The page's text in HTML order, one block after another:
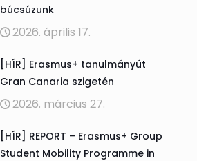
búcsúzunk
2026. április 17.
[HÍR] Erasmus+ tanulmányút
Gran Canaria szigetén
2026. március 27.
[HÍR] REPORT – Erasmus+ Group
Student Mobility Programme in